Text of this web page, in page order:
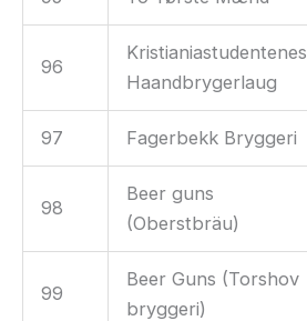
96
Kristianiastudentenes
Haandbrygerlaug
97 Fagerbekk Bryggeri
98
Beer guns
(Oberstbräu)
99
Beer Guns (Torshov
bryggeri)